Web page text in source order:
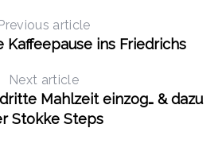
Previous article
Kaffeepause ins Friedrichs
Next article
Mahlzeit einzog… & dazu
Stokke Steps